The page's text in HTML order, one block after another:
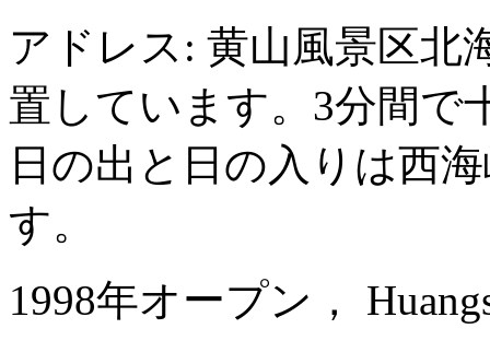
アドレス: 黄山風景区北
置しています。3分間で
日の出と日の入りは西
す。
1998年オープン，